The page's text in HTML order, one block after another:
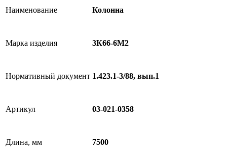
Наименование Колонна
Марка изделия 3К66-6М2
Нормативный документ 1.423.1-3/88, вып.1
Артикул 03-021-0358
Длина, мм 7500